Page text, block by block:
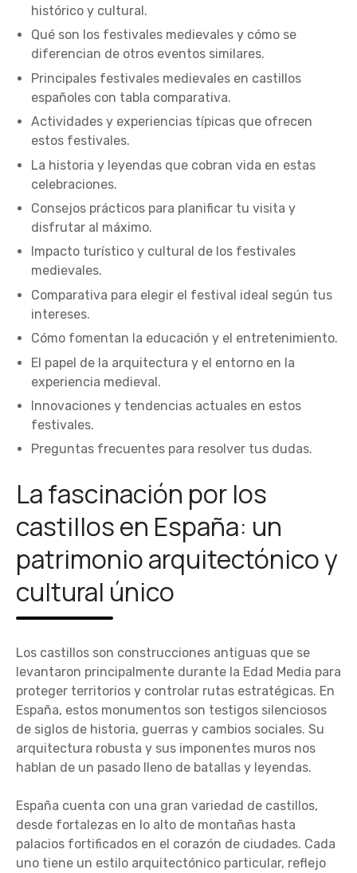
histórico y cultural.
Qué son los festivales medievales y cómo se
diferencian de otros eventos similares.
Principales festivales medievales en castillos
españoles con tabla comparativa.
Actividades y experiencias típicas que ofrecen
estos festivales.
La historia y leyendas que cobran vida en estas
celebraciones.
Consejos prácticos para planificar tu visita y
disfrutar al máximo.
Impacto turístico y cultural de los festivales
medievales.
Comparativa para elegir el festival ideal según tus
intereses.
Cómo fomentan la educación y el entretenimiento.
El papel de la arquitectura y el entorno en la
experiencia medieval.
Innovaciones y tendencias actuales en estos
festivales.
Preguntas frecuentes para resolver tus dudas.
La fascinación por los
castillos en España: un
patrimonio arquitectónico y
cultural único
Los castillos son construcciones antiguas que se
levantaron principalmente durante la Edad Media para
proteger territorios y controlar rutas estratégicas. En
España, estos monumentos son testigos silenciosos
de siglos de historia, guerras y cambios sociales. Su
arquitectura robusta y sus imponentes muros nos
hablan de un pasado lleno de batallas y leyendas.
España cuenta con una gran variedad de castillos,
desde fortalezas en lo alto de montañas hasta
palacios fortificados en el corazón de ciudades. Cada
uno tiene un estilo arquitectónico particular, reflejo